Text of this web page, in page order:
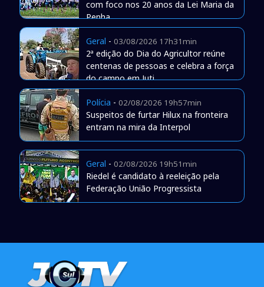
com foco nos 20 anos da Lei Maria da
Penha
Geral - 03/08/2026 17h31min
2ª edição do Dia do Agricultor reúne
centenas de pessoas e celebra a força
do campo em Juti
Polícia - 02/08/2026 19h57min
Suspeitos de furtar Hilux na fronteira
entram na mira da Interpol
Geral - 02/08/2026 19h51min
Riedel é candidato à reeleição pela
Federação União Progressista